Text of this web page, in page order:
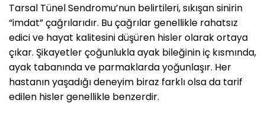
Tarsal Tünel Sendromu’nun belirtileri, sıkışan sinirin
“imdat” çağrılarıdır. Bu çağrılar genellikle rahatsız
edici ve hayat kalitesini düşüren hisler olarak ortaya
çıkar. Şikayetler çoğunlukla ayak bileğinin iç kısmında,
ayak tabanında ve parmaklarda yoğunlaşır. Her
hastanın yaşadığı deneyim biraz farklı olsa da tarif
edilen hisler genellikle benzerdir.